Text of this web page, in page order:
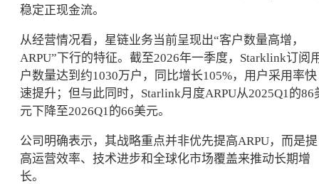
稳定正现金流。
从经营情况看，星链业务当前呈现出“客户数量高增，
ARPU”下行的特征。截至2026年一季度，Starklink订阅
户数量达到约1030万户，同比增长105%，用户采用率快
速提升；但与此同时，Starlink月度ARPU从2025Q1的86
元下降至2026Q1的66美元。
公司明确表示，其战略重点并非优先提高ARPU，而是提
高运营效率、技术进步和全球化市场覆盖来推动长期增
长。